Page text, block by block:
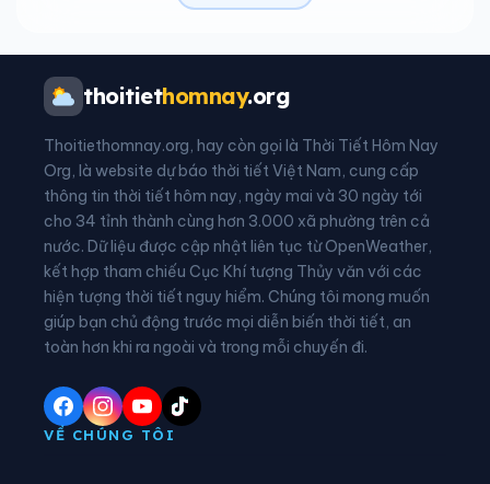
Xã Cư M’ta
Xã Cư Prao
Xã Cư Yang Xã Cuôr Đăng
Xã Đắk Liêng Xã Đắk Phơi
Xã Dang Kang Xã Dliê Ya
Xã Đồng Xuân Xã Dray Bhăng
Xã Đức Bình Xã Dur Kmăl
Xã Ea Bá
Xã Ea Drăng
thoitiethomnay.org
Thoitiethomnay.org, hay còn gọi là Thời Tiết Hôm Nay
Org, là website dự báo thời tiết Việt Nam, cung cấp
thông tin thời tiết hôm nay, ngày mai và 30 ngày tới
cho 34 tỉnh thành cùng hơn 3.000 xã phường trên cả
nước. Dữ liệu được cập nhật liên tục từ OpenWeather,
kết hợp tham chiếu Cục Khí tượng Thủy văn với các
hiện tượng thời tiết nguy hiểm. Chúng tôi mong muốn
giúp bạn chủ động trước mọi diễn biến thời tiết, an
toàn hơn khi ra ngoài và trong mỗi chuyến đi.
VỀ CHÚNG TÔI